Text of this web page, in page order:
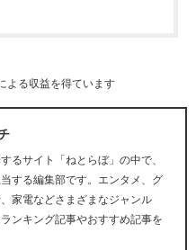
よる収益を得ています
るサイト「ねとらぼ」の中で、
する編集部です。エンタメ、グ
家電などさまざまなジャンル
ンキング記事やおすすめ記事を